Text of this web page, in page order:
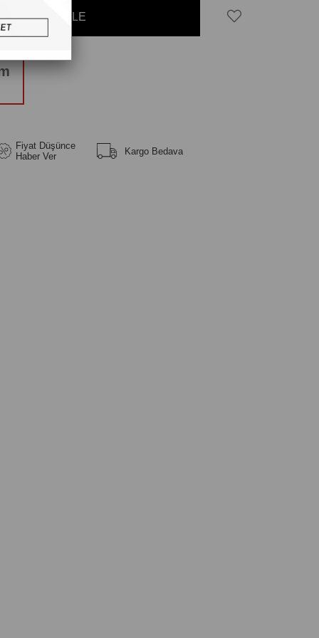
Fiyat Düşünce
Haber Ver
Kargo Bedava